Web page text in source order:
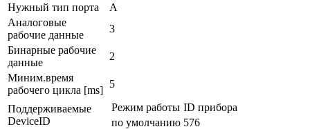
Нужный тип порта
A
Аналоговые
рабочие данные
3
Бинарные рабочие
данные
2
Миним.время
рабочего цикла [ms]
5
Поддерживаемые
DeviceID
Режим работы ID прибора
по умолчанию 576